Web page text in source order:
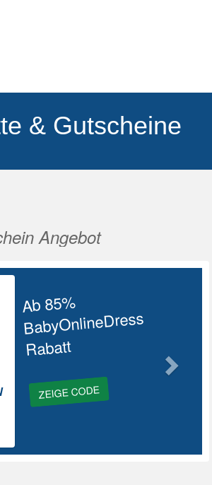
& Gutscheine
Angebot
Ab 85%
BabyOnlineDress
Rabatt
ZEIGE CODE